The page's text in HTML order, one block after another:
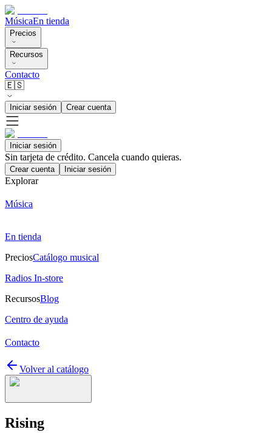
MúsicaEn tienda
Precios
Recursos
Contacto
🇪🇸
Iniciar sesión Crear cuenta
Iniciar sesión
Sin tarjeta de crédito. Cancela cuando quieras.
Crear cuenta Iniciar sesión
Explorar
Música
En tienda
PreciosCatálogo musical
Radios In-store
RecursosBlog
Centro de ayuda
Contacto
Volver al catálogo
Rising